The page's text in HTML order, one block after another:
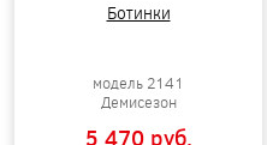
Ботинки
модель 2141
Демисезон
5 470 pуб.